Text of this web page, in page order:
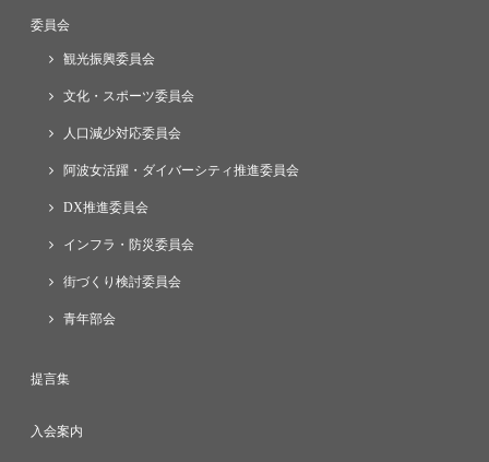
委員会
観光振興委員会
文化・スポーツ委員会
人口減少対応委員会
阿波女活躍・ダイバーシティ推進委員会
DX推進委員会
インフラ・防災委員会
街づくり検討委員会
青年部会
提言集
入会案内